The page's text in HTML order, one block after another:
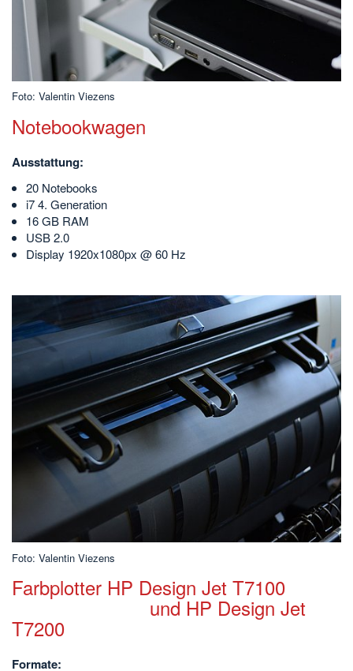
Foto: Valentin Viezens
Notebookwagen
Ausstattung:
20 Notebooks
i7 4. Generation
16 GB RAM
USB 2.0
Display 1920x1080px @ 60 Hz
Foto: Valentin Viezens
Farbplotter HP Design Jet T7100
und HP Design Jet
T7200
Formate: